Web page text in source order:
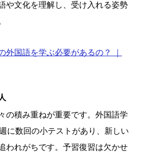
や文化を理解し、受け入れる姿勢
外国語を学ぶ必要があるの？ ｜
の積み重ねが重要です。外国語学
に数回の小テストがあり、新しい
われがちです。予習復習は欠かせ